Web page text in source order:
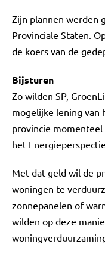
Zijn plannen werden
Provinciale Staten.
de koers van de
Bijsturen
Zo wilden SP,
mogelijke lening van
provincie
het
Met dat geld wil de
woningen te
zonnepanelen of
wilden op deze